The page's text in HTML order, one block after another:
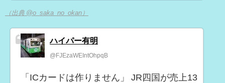
（出典 @o_saka_no_okan）
ハイパー有明
@FJEzaWEIntOhpqB
「ICカードは作りません」 JR四国が売上13